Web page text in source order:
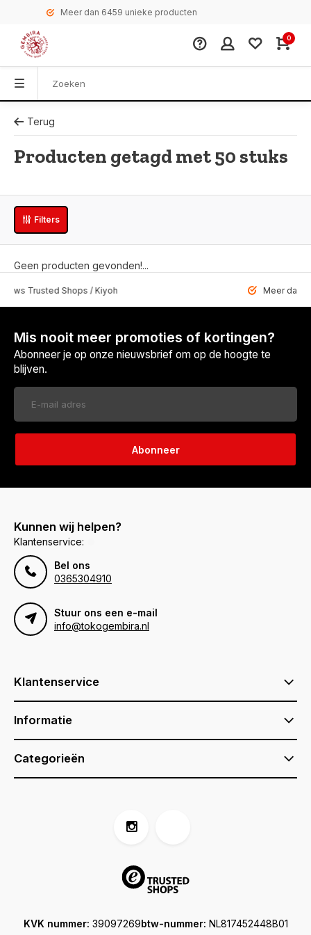
Meer dan 6459 unieke producten
0
Terug
Producten getagd met 50 stuks
Filters
Geen producten gevonden!...
Shops / Kiyoh Meer dan 6459
Mis nooit meer promoties of kortingen?
Abonneer je op onze nieuwsbrief om op de hoogte te
blijven.
Abonneer
Kunnen wij helpen?
Klantenservice:
Bel ons
0365304910
Stuur ons een e-mail
info@tokogembira.nl
Klantenservice
Informatie
Categorieën
KVK nummer: 39097269btw-nummer: NL817452448B01